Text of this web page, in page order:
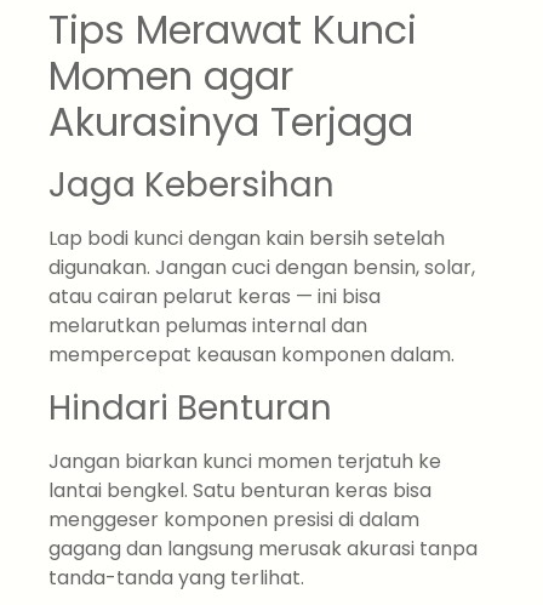
Tips Merawat Kunci
Momen agar
Akurasinya Terjaga
Jaga Kebersihan
Lap bodi kunci dengan kain bersih setelah
digunakan. Jangan cuci dengan bensin, solar,
atau cairan pelarut keras — ini bisa
melarutkan pelumas internal dan
mempercepat keausan komponen dalam.
Hindari Benturan
Jangan biarkan kunci momen terjatuh ke
lantai bengkel. Satu benturan keras bisa
menggeser komponen presisi di dalam
gagang dan langsung merusak akurasi tanpa
tanda-tanda yang terlihat.